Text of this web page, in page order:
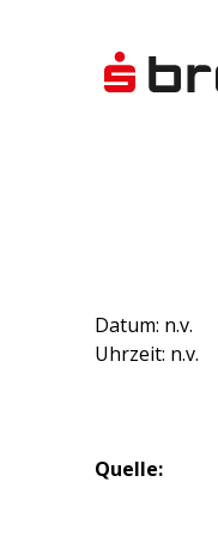
Datum: n.v.
Uhrzeit: n.v.
Quelle: